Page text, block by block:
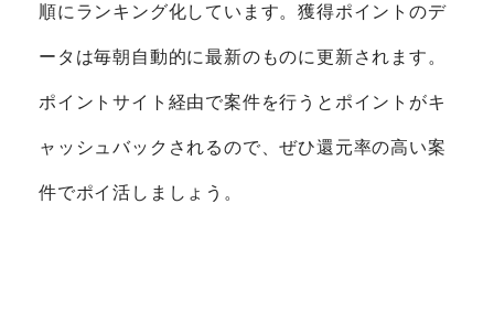
順にランキング化しています。獲得ポイントのデ
ータは毎朝自動的に最新のものに更新されます。
ポイントサイト経由で案件を行うとポイントがキ
ャッシュバックされるので、ぜひ還元率の高い案
件でポイ活しましょう。